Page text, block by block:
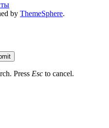
by ThemeSphere.
Press Esc to cancel.